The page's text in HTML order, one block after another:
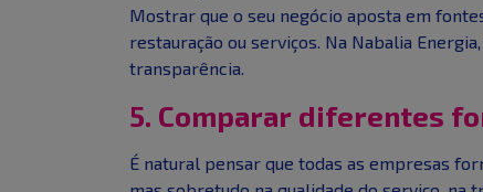
Mostrar que o seu negócio aposta em
restauração ou serviços. Na Nabalia
transparência.
5. Comparar diferentes
É natural pensar que todas as empresas